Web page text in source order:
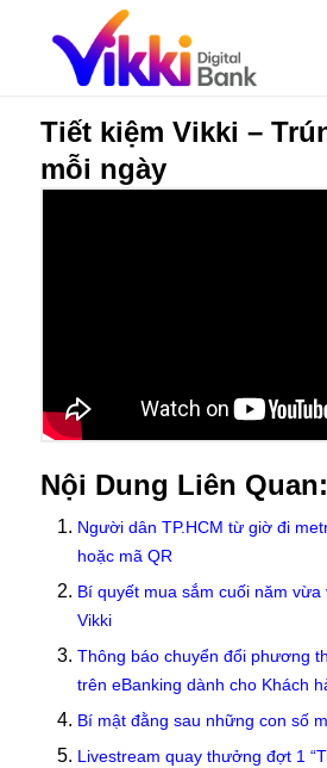
Tiết kiệm Vikki –
mỗi ngày
Nội Dung Liên Quan:
Người dân TP.HCM từ giờ đi
hoặc mã QR
Bí quyết mua sắm cuối năm
Vikki
Thông báo chuyển đổi phương
trên eBanking dành cho Khách
Bí mật đằng sau những con số
Livestream quay thưởng đợt 1